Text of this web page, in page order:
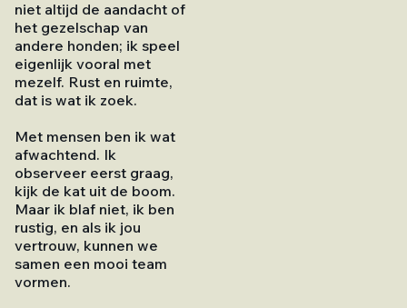
niet altijd de aandacht of
het gezelschap van
andere honden; ik speel
eigenlijk vooral met
mezelf. Rust en ruimte,
dat is wat ik zoek.
Met mensen ben ik wat
afwachtend. Ik
observeer eerst graag,
kijk de kat uit de boom.
Maar ik blaf niet, ik ben
rustig, en als ik jou
vertrouw, kunnen we
samen een mooi team
vormen.